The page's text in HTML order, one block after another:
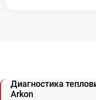
Диагностика
Arkon